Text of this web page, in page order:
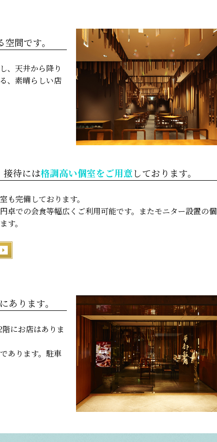
間です。
、天井から降り
、素晴らしい店
接待には格調高い個室をご用意しております。
も完備しております。
卓での会食等幅広くご利用可能です。またモニター設置の個
す。
あります。
にお店はありま
あります。駐車